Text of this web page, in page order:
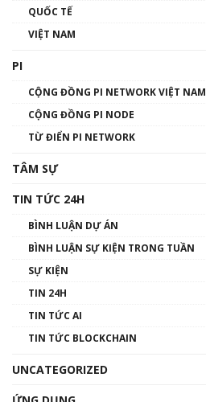
Talkshow 14:
01:29:26
QUỐC TẾ
VIỆT NAM
PI
CỘNG ĐỒNG PI NETWORK VIỆT NAM
CỘNG ĐỒNG PI NODE
TỪ ĐIỂN PI NETWORK
TÂM SỰ
TIN TỨC 24H
BÌNH LUẬN DỰ ÁN
BÌNH LUẬN SỰ KIỆN TRONG TUẦN
SỰ KIỆN
TIN 24H
TIN TỨC AI
TIN TỨC BLOCKCHAIN
UNCATEGORIZED